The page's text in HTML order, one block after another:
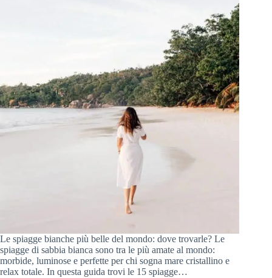
Le spiagge bianche più belle del mondo: dove trovarle? Le
spiagge di sabbia bianca sono tra le più amate al mondo:
morbide, luminose e perfette per chi sogna mare cristallino e
relax totale. In questa guida trovi le 15 spiagge…